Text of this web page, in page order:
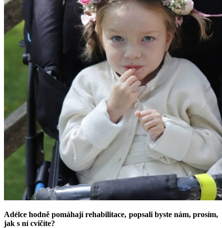
Adélce hodně pomáhají rehabilitace, popsali byste nám, prosím,
jak s ní cvičíte?